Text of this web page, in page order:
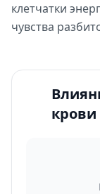
клетчатки
чувства
крови